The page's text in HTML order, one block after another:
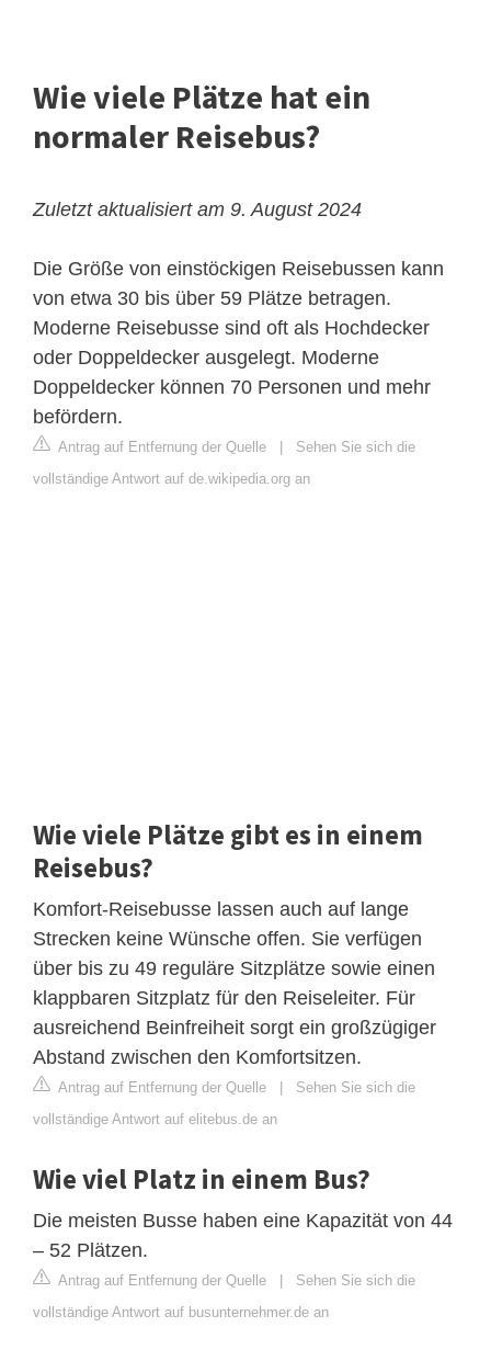
Wie viele Plätze hat ein
normaler Reisebus?
Zuletzt aktualisiert am 9. August 2024
Die Größe von einstöckigen Reisebussen kann
von etwa 30 bis über 59 Plätze betragen.
Moderne Reisebusse sind oft als Hochdecker
oder Doppeldecker ausgelegt. Moderne
Doppeldecker können 70 Personen und mehr
befördern.
Antrag auf Entfernung der Quelle
Sehen Sie sich die
vollständige Antwort auf de.wikipedia.org an
Wie viele Plätze gibt es in einem
Reisebus?
Komfort-Reisebusse lassen auch auf lange
Strecken keine Wünsche offen. Sie verfügen
über bis zu 49 reguläre Sitzplätze sowie einen
klappbaren Sitzplatz für den Reiseleiter. Für
ausreichend Beinfreiheit sorgt ein großzügiger
Abstand zwischen den Komfortsitzen.
Antrag auf Entfernung der Quelle
Sehen Sie sich die
vollständige Antwort auf elitebus.de an
Wie viel Platz in einem Bus?
Die meisten Busse haben eine Kapazität von 44
– 52 Plätzen.
Antrag auf Entfernung der Quelle
Sehen Sie sich die
vollständige Antwort auf busunternehmer.de an